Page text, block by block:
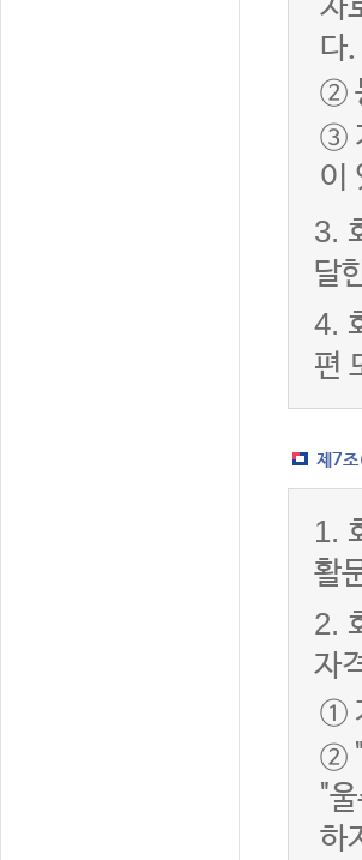
자
다.
②
③
이
3.
달
4.
편
제7조
1.
활
2.
자
①
② "
"
하